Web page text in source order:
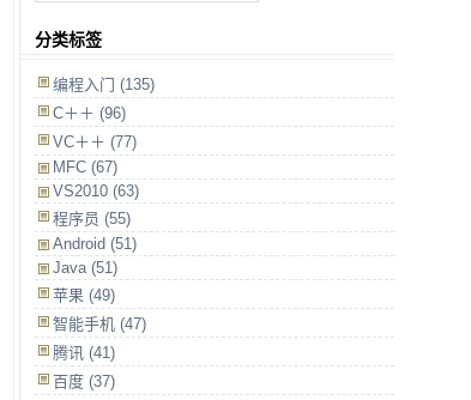
分类标签
编程入门 (135)
C＋＋ (96)
VC＋＋ (77)
MFC (67)
VS2010 (63)
程序员 (55)
Android (51)
Java (51)
苹果 (49)
智能手机 (47)
腾讯 (41)
百度 (37)